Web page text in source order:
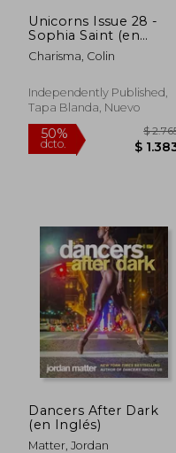
50%
dcto.
Unicorns Issue 28 -
Sophia Saint (en
Inglés)
Charisma, Colin
Independently Published,
Tapa Blanda, Nuevo
Dancers After Dark
(en Inglés)
Matter, Jordan